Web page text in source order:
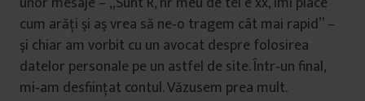
cum arăţi şi aş vrea să ne‑o tragem cât mai rapid” –
şi chiar am vorbit cu un avocat despre folosirea
datelor personale pe un astfel de site. Într‑un final,
mi‑am desfiinţat contul. Văzusem prea mult.